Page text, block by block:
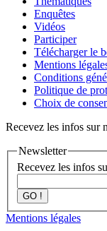
Enquêtes
Vidéos
Participer
Télécharger le
Mentions
Conditions
Politique de
Choix de
Recevez les infos sur
Newsletter
Recevez les infos
GO !
Mentions légales